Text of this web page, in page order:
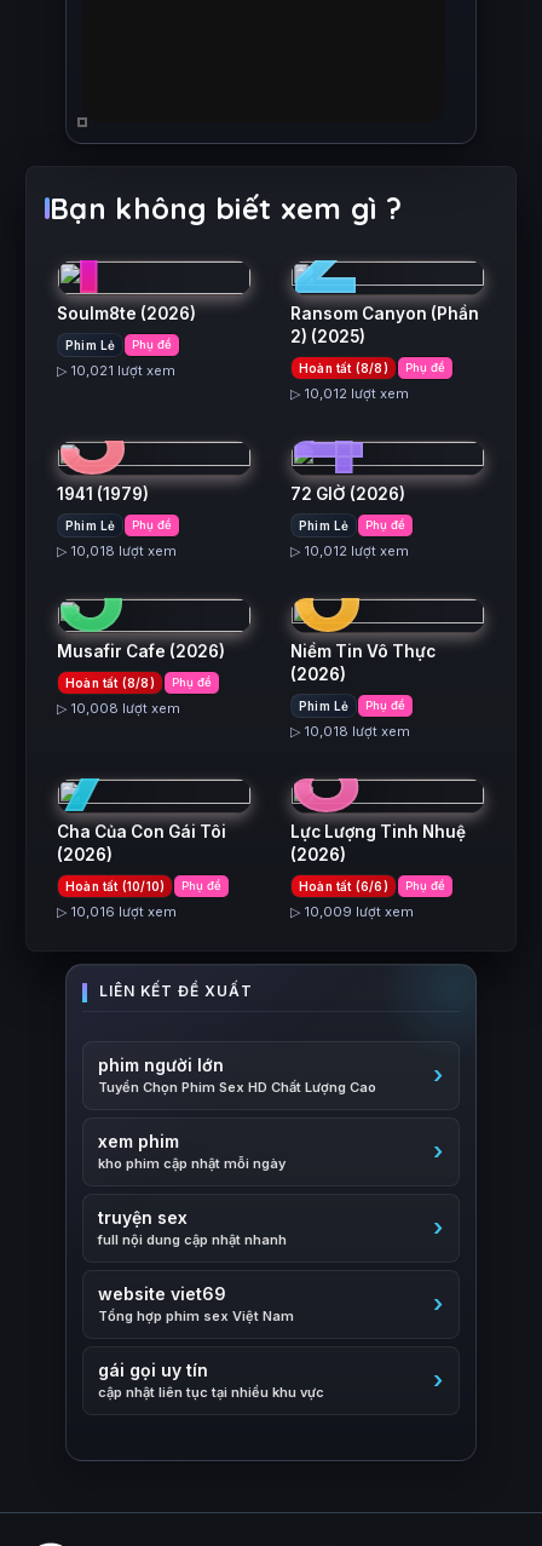
Bạn không biết xem gì ?
1
Soulm8te (2026)
Phim Lẻ Phụ đề
▷ 10,021 lượt xem
2
Ransom Canyon (Phần
2) (2025)
Hoàn tất (8/8) Phụ đề
▷ 10,012 lượt xem
3
1941 (1979)
Phim Lẻ Phụ đề
▷ 10,018 lượt xem
4
72 GIỜ (2026)
Phim Lẻ Phụ đề
▷ 10,012 lượt xem
5
Musafir Cafe (2026)
Hoàn tất (8/8) Phụ đề
▷ 10,008 lượt xem
6
Niềm Tin Vô Thực
(2026)
Phim Lẻ Phụ đề
▷ 10,018 lượt xem
7
Cha Của Con Gái Tôi
(2026)
Hoàn tất (10/10) Phụ đề
▷ 10,016 lượt xem
8
Lực Lượng Tinh Nhuệ
(2026)
Hoàn tất (6/6) Phụ đề
▷ 10,009 lượt xem
phim người lớn
Tuyển Chọn Phim Sex HD Chất Lượng Cao
xem phim
kho phim cập nhật mỗi ngày
truyện sex
full nội dung cập nhật nhanh
website viet69
Tổng hợp phim sex Việt Nam
gái gọi uy tín
cập nhật liên tục tại nhiều khu vực